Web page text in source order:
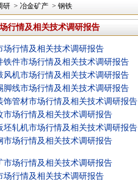
研 > 冶金矿产 > 钢铁
行情及相关技术调研报告
场行情及相关技术调研报告
铁件市场行情及相关技术调研报告
风机市场行情及相关技术调研报告
脚线市场行情及相关技术调研报告
饰管材市场行情及相关技术调研报告
市场行情及相关技术调研报告
坯轧机市场行情及相关技术调研报告
市场行情及相关技术调研报告
市场行情及相关技术调研报告
场行情及相关技术调研报告